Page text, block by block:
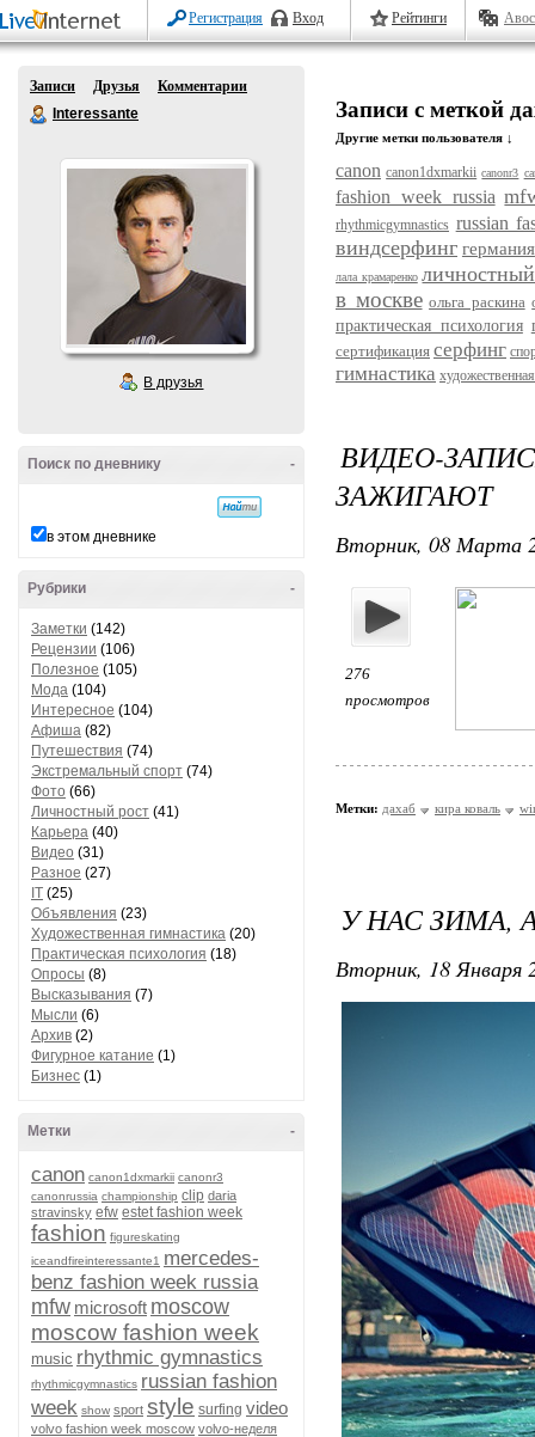
Регистрация Вход Рейтинги
Записи Друзья
Комментарии
Interessante
В друзья
-
Поиск по дневнику
в этом дневнике
-
Рубрики
Заметки (142)
Рецензии (106)
Полезное (105)
Мода (104)
Интересное (104)
Афиша (82)
Путешествия (74)
Экстремальный спорт (74)
Фото (66)
Личностный рост (41)
Карьера (40)
Видео (31)
Разное (27)
IT (25)
Объявления (23)
Художественная гимнастика (20)
Практическая психология (18)
Опросы (8)
Высказывания (7)
Мысли (6)
Архив (2)
Фигурное катание (1)
Бизнес (1)
-
Метки
canon canon1dxmarkii canonr3
canonrussia championship clip daria
stravinsky efw estet fashion week
fashion figureskating
iceandfireinteressante1 mercedes-
benz fashion week russia
mfw microsoft moscow
moscow fashion week
music rhythmic gymnastics
rhythmicgymnastics russian fashion
week show sport style surfing video
volvo fashion week moscow volvo-неделя
Записи с меткой
Другие метки пользователя ↓
canon canon1dxmarkii canonr3
fashion week russia
rhythmicgymnastics russian
виндсерфинг германия
лала крамаренко
в москве ольга раскина
практическая психология
сертификация серфинг
гимнастика
ВИДЕО-
ЗАЖИГАЮТ
Вторник, 08 Марта
276
просмотров
Метки: дахаб кира коваль
У НАС ЗИМА,
Вторник, 18 Января